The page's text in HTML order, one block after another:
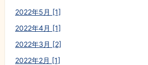
2022年5月 [1]
2022年4月 [1]
2022年3月 [2]
2022年2月 [1]